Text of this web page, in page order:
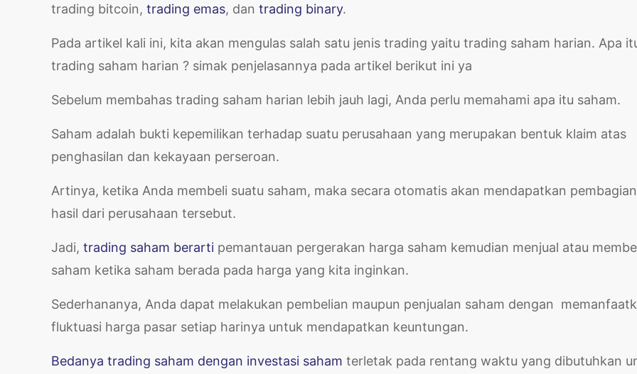
trading bitcoin, trading emas, dan trading binary.
Pada artikel kali ini, kita akan mengulas salah satu jenis trading yaitu trading saham harian. Apa
trading saham harian ? simak penjelasannya pada artikel berikut ini ya
Sebelum membahas trading saham harian lebih jauh lagi, Anda perlu memahami apa itu saham.
Saham adalah bukti kepemilikan terhadap suatu perusahaan yang merupakan bentuk klaim atas
penghasilan dan kekayaan perseroan.
Artinya, ketika Anda membeli suatu saham, maka secara otomatis akan mendapatkan pembagian
hasil dari perusahaan tersebut.
Jadi, trading saham berarti pemantauan pergerakan harga saham kemudian menjual atau
saham ketika saham berada pada harga yang kita inginkan.
Sederhananya, Anda dapat melakukan pembelian maupun penjualan saham dengan
fluktuasi harga pasar setiap harinya untuk mendapatkan keuntungan.
Bedanya trading saham dengan investasi saham terletak pada rentang waktu yang dibutuhkan